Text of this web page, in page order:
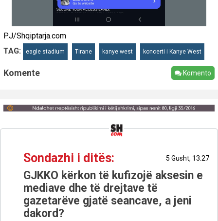
P.J/Shqiptarja.com
TAG:
eagle stadium Tirane kanye west koncerti i Kanye West
Komente Komento
Sondazhi i ditës: 5 Gusht, 13:27
GJKKO kërkon të kufizojë aksesin e
mediave dhe të drejtave të
gazetarëve gjatë seancave, a jeni
dakord?